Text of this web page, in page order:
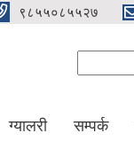
९८५५०८५५२७
ग्यालरी सम्पर्क